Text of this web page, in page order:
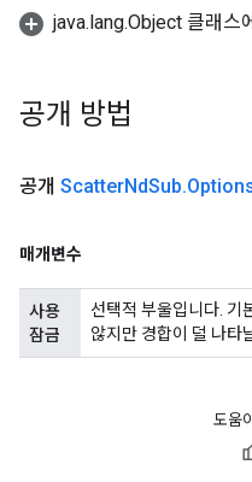
java.lang.Object 클래스
공개 방법
공개 ScatterNdSub.
매개변수
사용
잠금
선택적 부울입니다. 기
않지만 경합이 덜 나타
도움